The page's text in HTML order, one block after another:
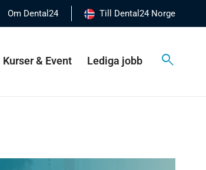
Om Dental24 Till Dental24 Norge
Kurser & Event Lediga jobb